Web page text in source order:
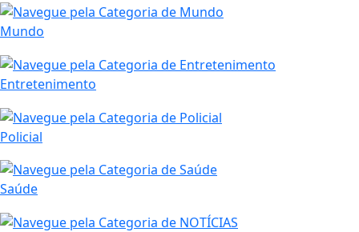
Mundo
Entretenimento
Policial
Saúde